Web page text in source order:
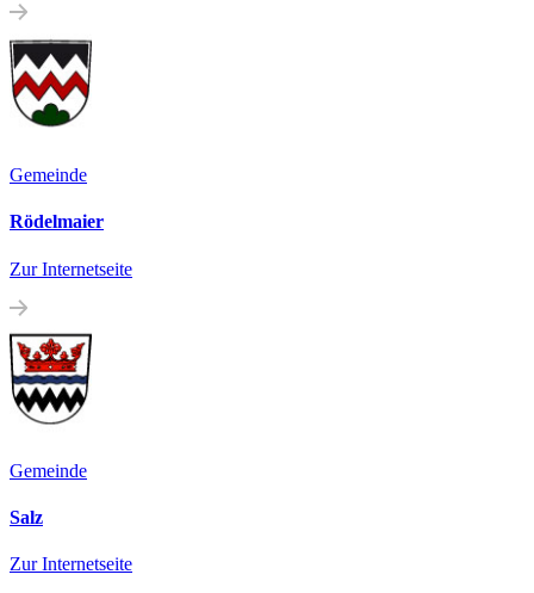
Gemeinde
Rödelmaier
Zur Internetseite
Gemeinde
Salz
Zur Internetseite